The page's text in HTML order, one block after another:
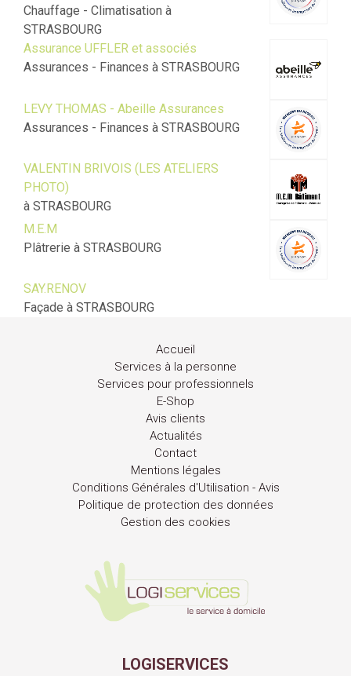
Chauffage - Climatisation à
STRASBOURG
Assurance UFFLER et associés
Assurances - Finances à STRASBOURG
LEVY THOMAS - Abeille Assurances
Assurances - Finances à STRASBOURG
VALENTIN BRIVOIS (LES ATELIERS
PHOTO)
à STRASBOURG
M.E.M
Plâtrerie à STRASBOURG
SAY.RENOV
Façade à STRASBOURG
Accueil
Services à la personne
Services pour professionnels
E-Shop
Avis clients
Actualités
Contact
Mentions légales
Conditions Générales d'Utilisation - Avis
Politique de protection des données
Gestion des cookies
LOGISERVICES